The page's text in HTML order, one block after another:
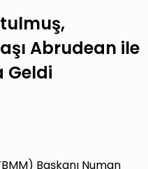
Abrudean ile
Geldi
Başkanı Numan